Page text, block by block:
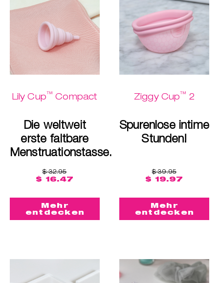
Lily Cup™ Compact
Die weltweit
erste faltbare
Menstruationstasse.
$ 32.95
$ 16.47
Mehr
entdecken
Ziggy Cup™ 2
Spurenlose intime
Stunden!
$ 39.95
$ 19.97
Mehr
entdecken